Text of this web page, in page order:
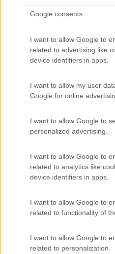
Google consents
I want to allow Google to
related to advertising like
device identifiers in apps.
I want to allow my user
Google for online
I want to allow Google to
personalized advertising.
I want to allow Google to
related to analytics like
device identifiers in apps.
I want to allow Google to
related to functionality of
I want to allow Google to
related to personalization.
trascritti a libretto
per sanare la tua situazione
totale e tipologia del serbatoio
ma dovrai comunque far
è vincolato dalla sua capienza
indipendentemente dalla
omologazione/certificazione
Semi
1126
Il serbatoio a libretto per uso
dovrebbe esserci
trascrizione sul libretto